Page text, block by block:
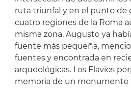
ruta triunfal y en el punto de
cuatro regiones de la Roma
misma zona, Augusto ya
fuente más pequeña,
fuentes y encontrada en
arqueológicas. Los Flavios
memoria de un